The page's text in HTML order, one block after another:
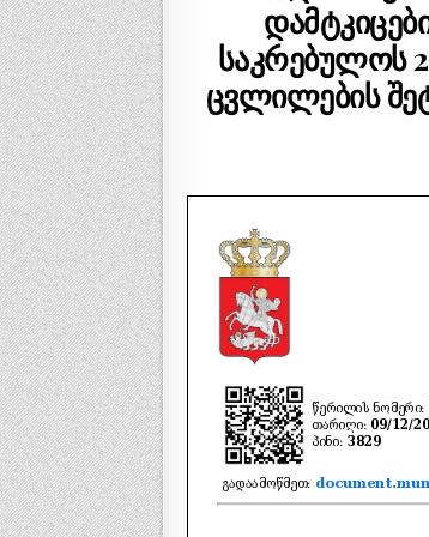
საკრებულოს
ცვლილების